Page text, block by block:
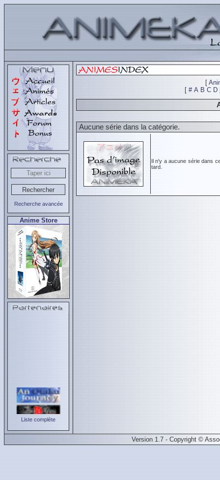
Recherche avancée
Anime Store
Liste complète
[
[ # A B C D
Aucune série dans la catégorie.
Il n'y a aucune série dans
tard.
Version 1.7 - Copyright ©